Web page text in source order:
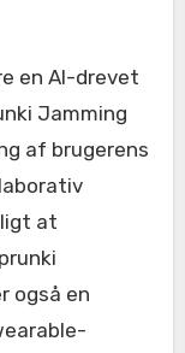
en AI-drevet
Jamming
af brugerens
at
også en